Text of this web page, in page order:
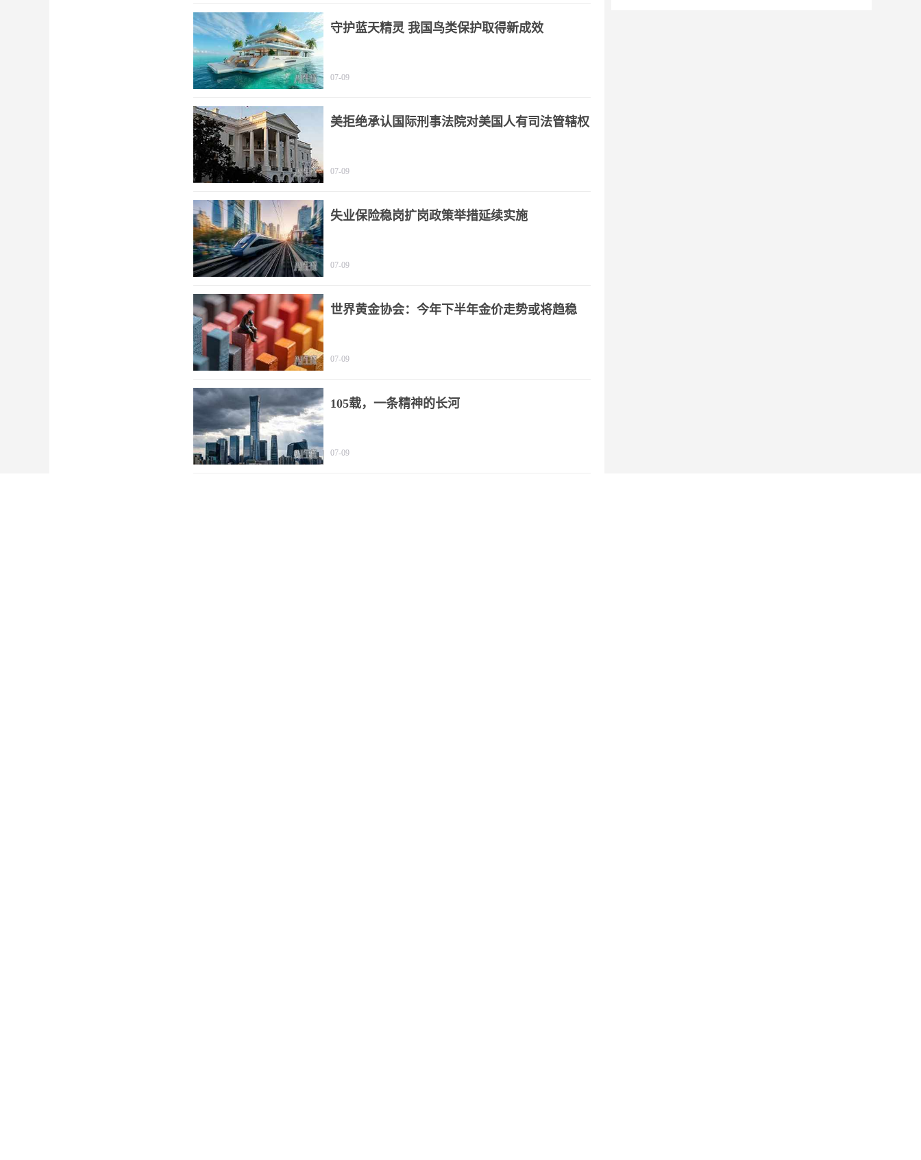
守护蓝天精灵 我国鸟类保护取得新成效
07-09
美拒绝承认国际刑事法院对美国人有司法管辖权
07-09
失业保险稳岗扩岗政策举措延续实施
07-09
世界黄金协会：今年下半年金价走势或将趋稳
07-09
105载，一条精神的长河
07-09